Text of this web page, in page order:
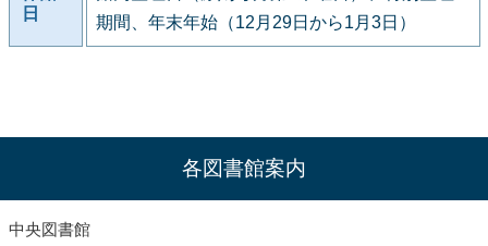
日
期間、年末年始（12月29日から1月3日）
各図書館案内
中央図書館